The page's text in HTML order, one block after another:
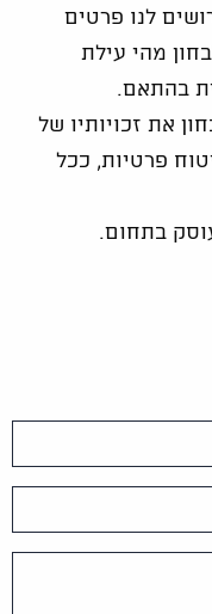
לנו פרטים
מהי עילת
בהתאם.
את זכויותיו של
פרטיות, ככל
בתחום.